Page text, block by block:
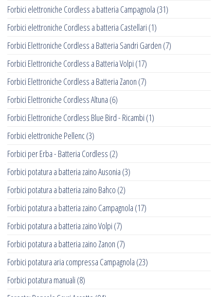
Forbici elettroniche Cordless a batteria Campagnola (31)
Forbici elettroniche Cordless a batteria Castellari (1)
Forbici Elettroniche Cordless a Batteria Sandri Garden (7)
Forbici Elettroniche Cordless a Batteria Volpi (17)
Forbici Elettroniche Cordless a Batteria Zanon (7)
Forbici Elettroniche Cordless Altuna (6)
Forbici Elettroniche Cordless Blue Bird - Ricambi (1)
Forbici elettroniche Pellenc(3)
Forbici per Erba - Batteria Cordless (2)
Forbici potatura a batteria zaino Ausonia (3)
Forbici potatura a batteria zaino Bahco (2)
Forbici potatura a batteria zaino Campagnola (17)
Forbici potatura a batteria zaino Volpi (7)
Forbici potatura a batteria zaino Zanon (7)
Forbici potatura aria compressa Campagnola (23)
Forbici potatura manuali (8)